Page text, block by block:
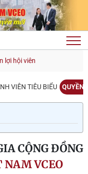
lợi hội viên
VIÊN TIÊU BIỂU QUYỀN
CỘNG ĐỒNG
NAMVCEO